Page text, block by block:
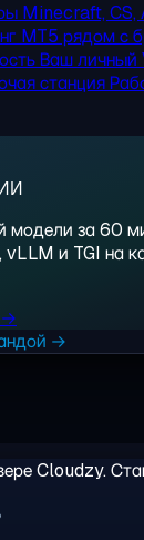
Minecraft, CS,
MT5 рядом с
Ваш личный
станция
модели за 60
vLLM и TGI на
→
→
Cloudzy.